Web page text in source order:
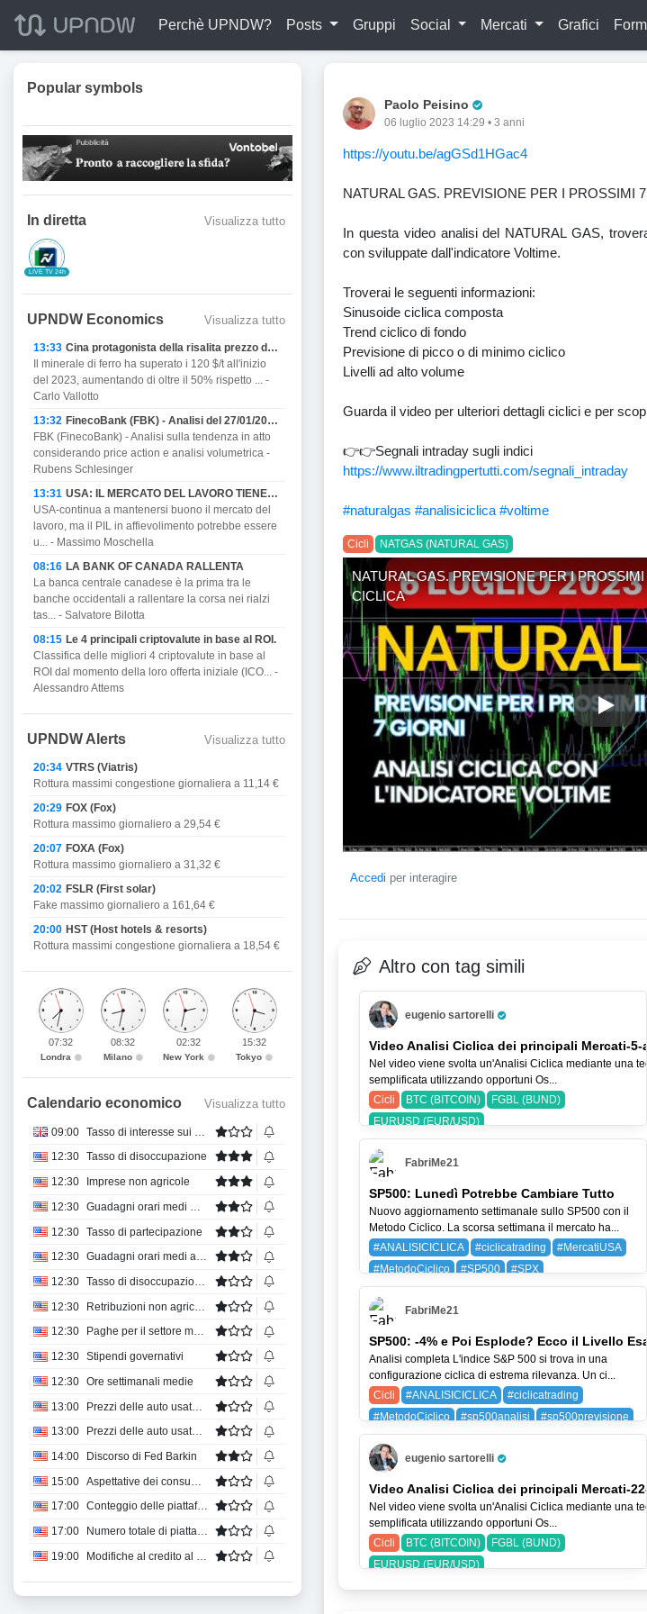
Perchè UPNDW? Posts Gruppi Social Mercati Grafici
Paolo Peisino
06 luglio 2023 14:29 • 3 anni
https://youtu.be/agGSd1HGac4
NATURAL GAS. PREVISIONE PER I PROSSIMI
In questa video analisi del NATURAL GAS,
con sviluppate dall'indicatore Voltime.
Troverai le seguenti informazioni:
Sinusoide ciclica composta
Trend ciclico di fondo
Previsione di picco o di minimo ciclico
Livelli ad alto volume
Guarda il video per ulteriori dettagli ciclici e per
👉👉Segnali intraday sugli indici
https://www.iltradingpertutti.com/segnali_intraday
#naturalgas #analisiciclica #voltime
Cicli NATGAS (NATURAL GAS)
NATURAL GAS. PREVISIONE PER I
CICLICA
Accedi per interagire
Altro con tag simili
eugenio sartorelli
Pro Trader
Video Analisi Ciclica dei principali Mercati-5-
Nel video viene svolta un'Analisi Ciclica mediante una
semplificata utilizzando opportuni Os...
Cicli
BTC (BITCOIN)
FGBL (BUND)
EURUSD (EUR/USD)
FabriMe21
SP500: Lunedì Potrebbe Cambiare Tutto
Nuovo aggiornamento settimanale sullo SP500 con il
Metodo Ciclico. La scorsa settimana il mercato ha...
#ANALISICICLICA
#ciclicatrading
#MercatiUSA
#MetodoCiclico
#SP500
#SPX
BAYG (BAYER AG)
SPX (SP 500)
FabriMe21
SP500: -4% e Poi Esplode? Ecco il Livello
Analisi completa L'indice S&P 500 si trova in una
configurazione ciclica di estrema rilevanza. Un ci...
Cicli
#ANALISICICLICA
#ciclicatrading
#MetodoCiclico
#sp500analisi
#sp500previsione
SPX (SP 500)
eugenio sartorelli
Pro Trader
Video Analisi Ciclica dei principali Mercati-22-
Nel video viene svolta un'Analisi Ciclica mediante una
semplificata utilizzando opportuni Os...
Cicli
BTC (BITCOIN)
FGBL (BUND)
EURUSD (EUR/USD)
Popular symbols
In diretta Visualizza tutto
LIVE TV 24h
UPNDW Economics Visualizza tutto
13:33
Cina protagonista della risalita prezzo del Ferro
Il minerale di ferro ha superato i 120 $/t all'inizio
del 2023, aumentando di oltre il 50% rispetto ... -
Carlo Vallotto
13:32
FinecoBank (FBK) - Analisi del 27/01/2023
FBK (FinecoBank) - Analisi sulla tendenza in atto
considerando price action e analisi volumetrica -
Rubens Schlesinger
13:31
USA: IL MERCATO DEL LAVORO TIENE MA PROMETTE DI AFFIEVOLIRSI CON IL PIL E MINACCIA RECESSIONE.
USA-continua a mantenersi buono il mercato del
lavoro, ma il PIL in affievolimento potrebbe essere
u... - Massimo Moschella
08:16 LA BANK OF CANADA RALLENTA
La banca centrale canadese è la prima tra le
banche occidentali a rallentare la corsa nei rialzi
tas... - Salvatore Bilotta
08:15 Le 4 principali criptovalute in base al ROI.
Classifica delle migliori 4 criptovalute in base al
ROI dal momento della loro offerta iniziale (ICO... -
Alessandro Attems
UPNDW Alerts Visualizza tutto
20:34 VTRS (Viatris)
Rottura massimi congestione giornaliera a 11,14 €
20:29 FOX (Fox)
Rottura massimo giornaliero a 29,54 €
20:07 FOXA (Fox)
Rottura massimo giornaliero a 31,32 €
20:02 FSLR (First solar)
Fake massimo giornaliero a 161,64 €
20:00 HST (Host hotels & resorts)
Rottura massimi congestione giornaliera a 18,54 €
07:32
Londra
08:32
Milano
02:32
New York
15:32
Tokyo
Calendario economico Visualizza tutto
09:00
12:30 Tasso di disoccupazione
12:30
Imprese non agricole
12:30
Guadagni orari medi mensili
12:30 Tasso di partecipazione
12:30
Guadagni orari medi annui
12:30
Tasso di disoccupazione U-6
12:30
12:30
Paghe per il settore manifatturiero
12:30 Stipendi governativi
12:30 Ore settimanali medie
13:00
Prezzi delle auto usate MoM
13:00
Prezzi delle auto usate anno su anno
14:00
Discorso di Fed Barkin
15:00
17:00
Conteggio delle piattaforme petrolifere di Baker Hughes
17:00
Numero totale di piattaforme di perforazione di Baker Hughes
19:00